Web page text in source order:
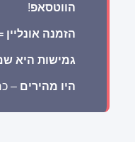
הווטסאפ!
הזמנה אונליין
גמישות היא
היו מהירים –